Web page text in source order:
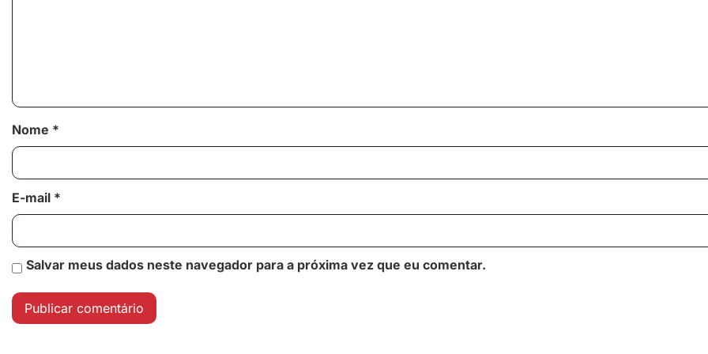
Nome *
E-mail *
Salvar meus dados neste navegador para a próxima vez que eu comentar.